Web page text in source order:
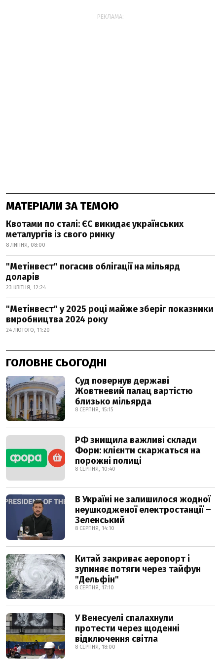
РЕКЛАМА:
МАТЕРІАЛИ ЗА ТЕМОЮ
Квотами по сталі: ЄС викидає українських
металургів із свого ринку
8 ЛИПНЯ, 08:00
"Метінвест" погасив облігації на мільярд
доларів
23 КВІТНЯ, 12:24
"Метінвест" у 2025 році майже зберіг показники
виробництва 2024 року
24 ЛЮТОГО, 11:20
ГОЛОВНЕ СЬОГОДНІ
Суд повернув державі
Жовтневий палац вартістю
близько мільярда
8 СЕРПНЯ, 15:15
РФ знищила важливі склади
Фори: клієнти скаржаться на
порожні полиці
8 СЕРПНЯ, 10:40
В Україні не залишилося жодної
неушкодженої електростанції –
Зеленський
8 СЕРПНЯ, 14:10
Китай закриває аеропорт і
зупиняє потяги через тайфун
"Дельфін"
8 СЕРПНЯ, 17:10
У Венесуелі спалахнули
протести через щоденні
відключення світла
8 СЕРПНЯ, 18:00